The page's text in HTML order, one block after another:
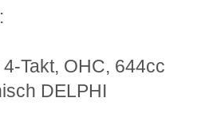
Takt, OHC, 644cc
DELPHI